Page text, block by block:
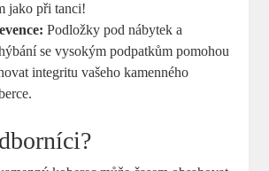
jako při tanci!
Podložky pod nábytek a
se vysokým podpatkům pomohou
integritu vašeho kamenného